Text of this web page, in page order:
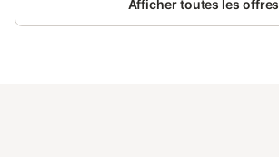
Afficher toutes les offres